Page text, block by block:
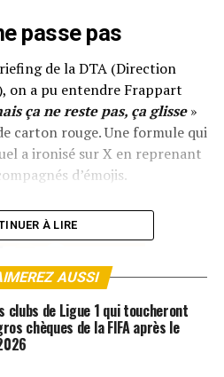
passe pas
de la DTA (Direction
on a pu entendre Frappart
ça ne reste pas, ça glisse»
carton rouge. Une formule qui
a ironisé sur X en reprenant
d’émojis.
QGbb2Edre
À LIRE
AUSSI
clubs de Ligue 1 qui toucheront
chèques de la FIFA après le